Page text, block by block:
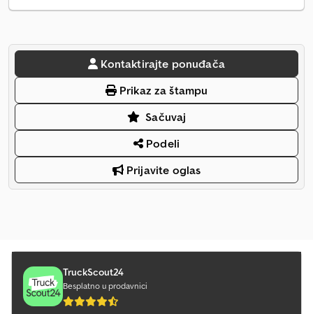
Kontaktirajte ponuđača
Prikaz za štampu
Sačuvaj
Podeli
Prijavite oglas
TruckScout24
Besplatno u prodavnici